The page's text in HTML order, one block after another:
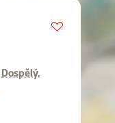
Dospělý,